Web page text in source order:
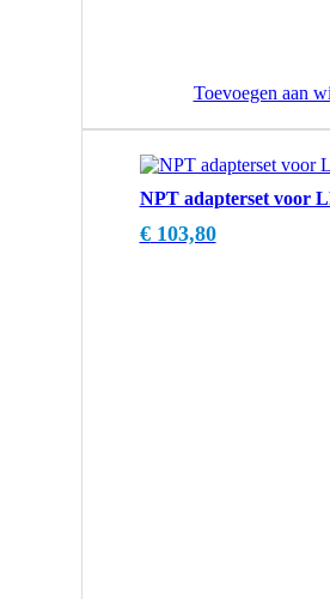
Toevoegen aan
NPT adapterset voor
€103,80